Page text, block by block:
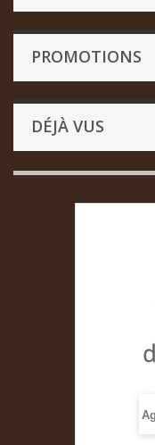
PROMOTIONS
DÉJÀ VUS